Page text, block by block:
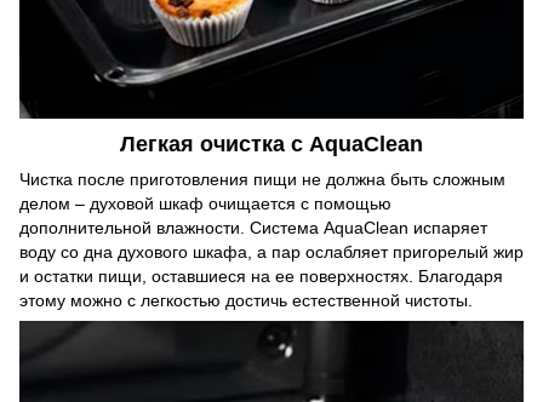
Легкая очистка с AquaClean
Чистка после приготовления пищи не должна быть сложным
делом – духовой шкаф очищается с помощью
дополнительной влажности. Система AquaClean испаряет
воду со дна духового шкафа, а пар ослабляет пригорелый жир
и остатки пищи, оставшиеся на ее поверхностях. Благодаря
этому можно с легкостью достичь естественной чистоты.